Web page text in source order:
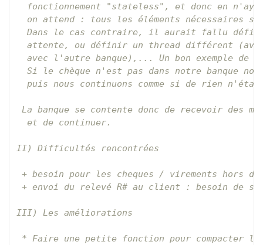
fonctionnement "stateless", et donc en
on attend : tous les éléments nécessaires
Dans le cas contraire, il aurait fallu
attente, ou définir un thread différent
avec l'autre banque),... Un bon exemple de
Si le chèque n'est pas dans notre banque
puis nous continuons comme si de rien
La banque se contente donc de recevoir des
  et de continuer.
II) Difficultés rencontrées
+ besoin pour les cheques / virements hors
+ envoi du relevé R# au client : besoin de
III) Les améliorations
* Faire une petite fonction pour compacter